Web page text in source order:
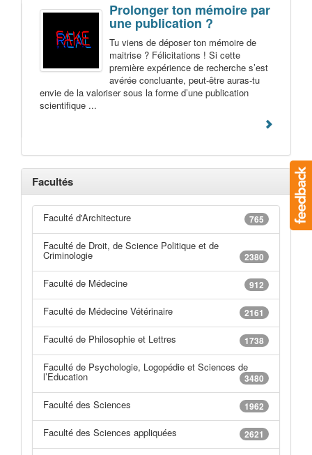
Prolonger ton mémoire par
une publication ?
Tu viens de déposer ton mémoire de
maitrise ? Félicitations ! Si cette
première expérience de recherche s’est
avérée concluante, peut-être auras-tu
envie de la valoriser sous la forme d’une publication
scientifique ...
Facultés
Faculté d'Architecture 765
Faculté de Droit, de Science Politique et de
Criminologie 2380
Faculté de Médecine 912
Faculté de Médecine Vétérinaire 2161
Faculté de Philosophie et Lettres 1738
Faculté de Psychologie, Logopédie et Sciences de
l’Education 3480
Faculté des Sciences 1962
Faculté des Sciences appliquées 2621